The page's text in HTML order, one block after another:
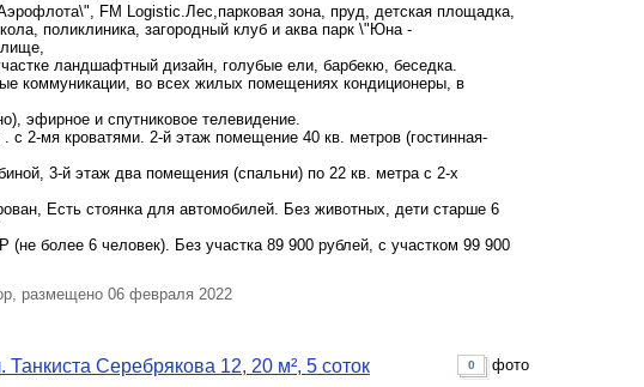
FM Logistic.Лес,парковая зона, пруд, детская площадка,
поликлиника, загородный клуб и аква парк \"Юна -
ландшафтный дизайн, голубые ели, барбекю, беседка.
коммуникации, во всех жилых помещениях кондиционеры, в
эфирное и спутниковое телевидение.
с 2-мя кроватями. 2-й этаж помещение 40 кв. метров (гостинная-
3-й этаж два помещения (спальни) по 22 кв. метра с 2-х
Есть стоянка для автомобилей. Без животных, дети старше 6
более 6 человек). Без участка 89 900 рублей, с участком 99 900
размещено 06 февраля 2022
Серебрякова 12, 20 м², 5 соток 0 фото